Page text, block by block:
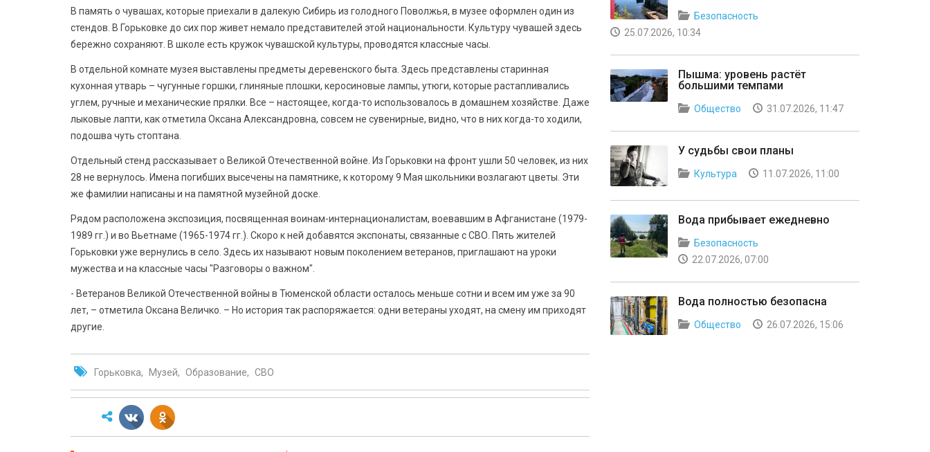
В память о чувашах, которые приехали в далекую Сибирь из голодного Поволжья, в музее оформлен один из
стендов. В Горьковке до сих пор живет немало представителей этой национальности. Культуру чувашей здесь
бережно сохраняют. В школе есть кружок чувашской культуры, проводятся классные часы.
В отдельной комнате музея выставлены предметы деревенского быта. Здесь представлены старинная
кухонная утварь – чугунные горшки, глиняные плошки, керосиновые лампы, утюги, которые растапливались
углем, ручные и механические прялки. Все – настоящее, когда-то использовалось в домашнем хозяйстве. Даже
лыковые лапти, как отметила Оксана Александровна, совсем не сувенирные, видно, что в них когда-то ходили,
подошва чуть стоптана.
Отдельный стенд рассказывает о Великой Отечественной войне. Из Горьковки на фронт ушли 50 человек, из них
28 не вернулось. Имена погибших высечены на памятнике, к которому 9 Мая школьники возлагают цветы. Эти
же фамилии написаны и на памятной музейной доске.
Рядом расположена экспозиция, посвященная воинам-интернационалистам, воевавшим в Афганистане (1979-
1989 гг.) и во Вьетнаме (1965-1974 гг.). Скоро к ней добавятся экспонаты, связанные с СВО. Пять жителей
Горьковки уже вернулись в село. Здесь их называют новым поколением ветеранов, приглашают на уроки
мужества и на классные часы "Разговоры о важном".
- Ветеранов Великой Отечественной войны в Тюменской области осталось меньше сотни и всем им уже за 90
лет, – отметила Оксана Величко. – Но история так распоряжается: одни ветераны уходят, на смену им приходят
другие.
Горьковка Музей Образование СВО
Безопасность
25.07.2026, 10:34
Пышма: уровень растёт
большими темпами
Общество 31.07.2026, 11:47
У судьбы свои планы
Культура 11.07.2026, 11:00
Вода прибывает ежедневно
Безопасность
22.07.2026, 07:00
Вода полностью безопасна
Общество 26.07.2026, 15:06